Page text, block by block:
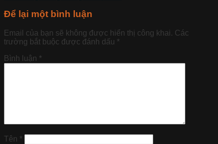
Để lại một bình luận
Email của bạn sẽ không được hiển thị công khai. Các
trường bắt buộc được đánh dấu *
Bình luận *
Tên *